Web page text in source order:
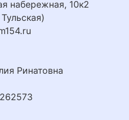
набережная, 10к2
Ринатовна